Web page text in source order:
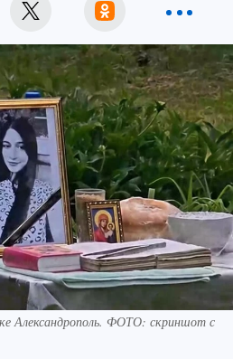
Александрополь. ФОТО: скриншот с